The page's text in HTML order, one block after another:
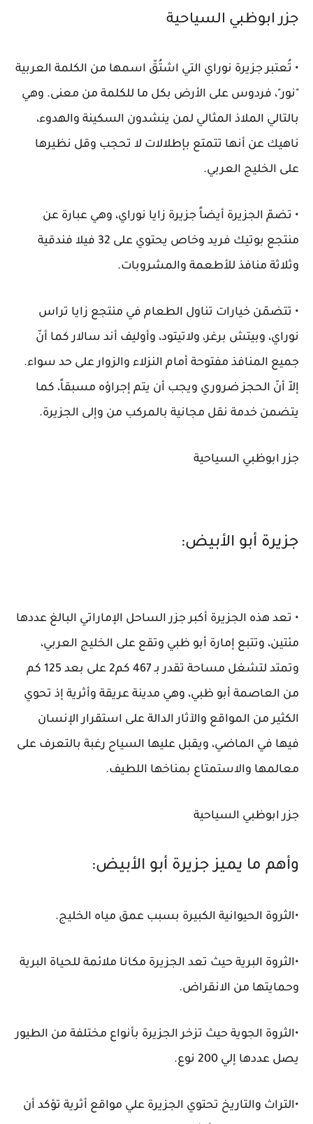
جزر ابوظبي السياحية
• تُعتبر جزيرة نوراي التي اشتُقّ اسمها من الكلمة العربية
"نور"، فردوس على الأرض بكل ما للكلمة من معنى. وهي
بالتالي الملاذ المثالي لمن ينشدون السكينة والهدوء،
ناهيك عن أنها تتمتع بإطلالات لا تحجب وقل نظيرها
على الخليج العربي.
• تضمّ الجزيرة أيضاً جزيرة زايا نوراي، وهي عبارة عن
منتجع بوتيك فريد وخاص يحتوي على 32 فيلا فندقية
وثلاثة منافذ للأطعمة والمشروبات.
• تتضمّن خيارات تناول الطعام في منتجع زايا تراس
نوراي، وبيتش برغر، ولاتيتود، وأوليف أند سالار كما أنّ
جميع المنافذ مفتوحة أمام النزلاء والزوار على حد سواء.
إلاّ أنّ الحجز ضروري ويجب أن يتم إجراؤه مسبقاً، كما
يتضمن خدمة نقل مجانية بالمركب من وإلى الجزيرة.
جزر ابوظبي السياحية
جزيرة أبو الأبيض:
• تعد هذه الجزيرة أكبر جزر الساحل الإماراتي البالغ عددها
مئتين، وتتبع إمارة أبو ظبي وتقع على الخليج العربي،
وتمتد لتشغل مساحة تقدر بـ 467 كم2 على بعد 125 كم
من العاصمة أبو ظبي، وهي مدينة عريقة وأثرية إذ تحوي
الكثير من المواقع والآثار الدالة على استقرار الإنسان
فيها في الماضي، ويقبل عليها السياح رغبة بالتعرف على
معالمها والاستمتاع بمناخها اللطيف.
جزر ابوظبي السياحية
وأهم ما يميز جزيرة أبو الأبيض:
•الثروة الحيوانية الكبيرة بسبب عمق مياه الخليج.
•الثروة البرية حيث تعد الجزيرة مكانا ملائمة للحياة البرية
وحمايتها من الانقراض.
•الثروة الجوية حيث تزخر الجزيرة بأنواع مختلفة من الطيور
يصل عددها إلي 200 نوع.
•التراث والتاريخ تحتوي الجزيرة علي مواقع أثرية تؤكد أن